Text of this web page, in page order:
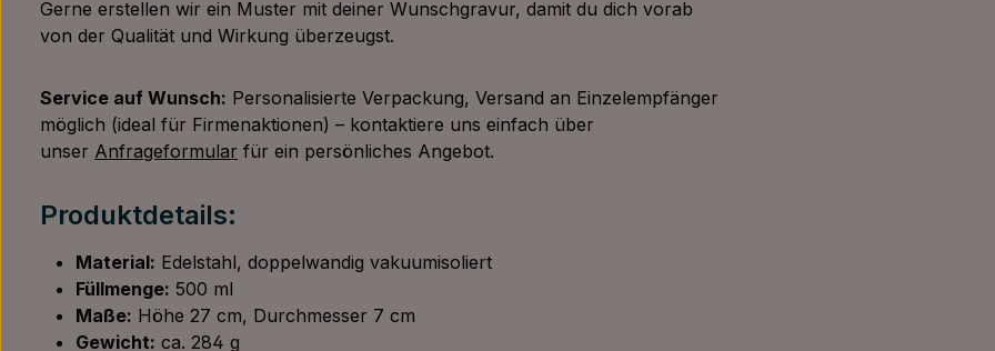
Gerne erstellen wir ein Muster mit deiner Wunschgravur, damit du dich vorab
von der Qualität und Wirkung überzeugst.
Service auf Wunsch: Personalisierte Verpackung, Versand an Einzelempfänger
möglich (ideal für Firmenaktionen) – kontaktiere uns einfach über
unser Anfrageformular für ein persönliches Angebot.
Produktdetails:
Material: Edelstahl, doppelwandig vakuumisoliert
Füllmenge: 500 ml
Maße: Höhe 27 cm, Durchmesser 7 cm
Gewicht: ca. 284 g